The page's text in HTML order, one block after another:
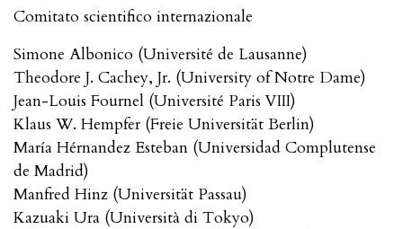
Comitato scientifico internazionale
Simone Albonico (Université de Lausanne)
Theodore J. Cachey, Jr. (University of Notre Dame)
Jean-Louis Fournel (Université Paris VIII)
Klaus W. Hempfer (Freie Universität Berlin)
María Hérnandez Esteban (Universidad Complutense
de Madrid)
Manfred Hinz (Universität Passau)
Kazuaki Ura (Università di Tokyo)